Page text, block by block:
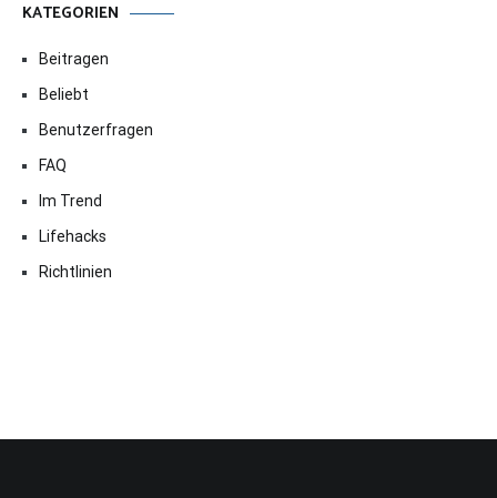
KATEGORIEN
Beitragen
Beliebt
Benutzerfragen
FAQ
Im Trend
Lifehacks
Richtlinien